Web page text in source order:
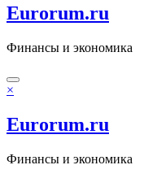
Eurorum.ru
Финансы и экономика
×
Eurorum.ru
Финансы и экономика